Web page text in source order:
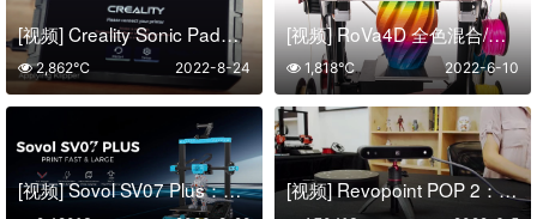
[视频] Creality Sonic Pad：基于Klipper固件的高度集成触摸屏平板
2022-8-24
2,862℃
[视频] RoVa4D 全色混合/混料 3D打印机
2022-6-10
1,818℃
[视频] Sovol SV07 Plus：更大的Klipper FDM 3D打印机打印速度500mm/s [视频] Revopoint POP 2：精度为0.1mm的精密3D扫描仪